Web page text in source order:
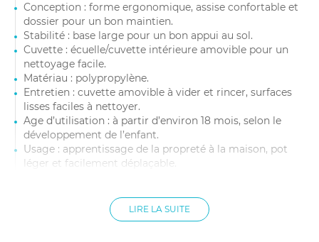
Conception : forme ergonomique, assise confortable et
dossier pour un bon maintien.
Stabilité : base large pour un bon appui au sol.
Cuvette : écuelle/cuvette intérieure amovible pour un
nettoyage facile.
Matériau : polypropylène.
Entretien : cuvette amovible à vider et rincer, surfaces
lisses faciles à nettoyer.
Age d’utilisation : à partir d’environ 18 mois, selon le
développement de l’enfant.
Usage : apprentissage de la propreté à la maison, pot
léger et facilement déplaçable.
Lieu de fabrication : fabriqué en France.
LIRE LA SUITE